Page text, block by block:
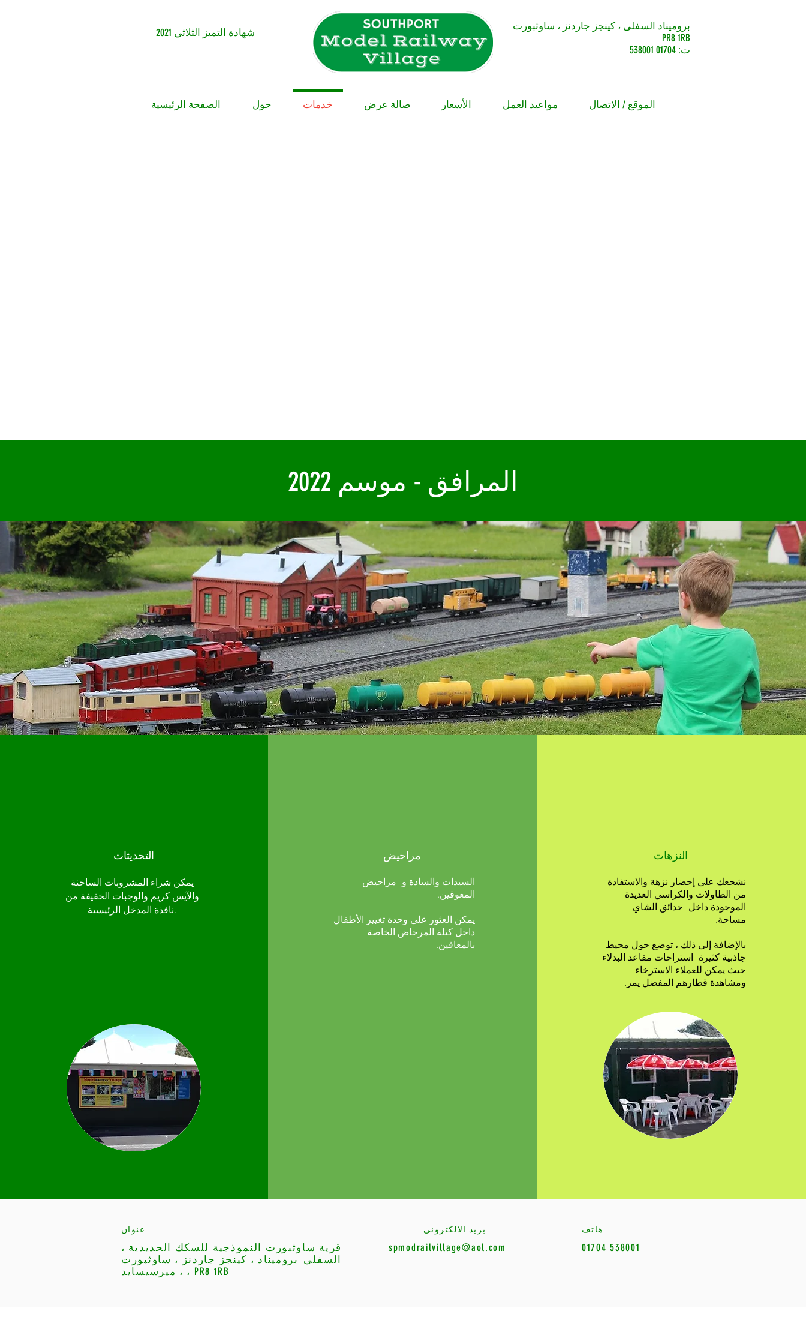
شهادة التميز الثلاثي 2021
بروميناد السفلى ، كينجز جاردنز ، ساوثبورت
PR8 1RB
ت: 01704 538001
الصفحة الرئيسية حول خدمات صالة عرض الأسعار مواعيد العمل الموقع / الاتصال
المرافق - موسم 2022
التحديثات
يمكن شراء المشروبات الساخنة
والآيس كريم والوجبات الخفيفة من
نافذة المدخل الرئيسية.
مراحيض
السيدات والسادة و مراحيض
المعوقين.
يمكن العثور على وحدة تغيير الأطفال
داخل كتلة المرحاض الخاصة
بالمعاقين.
النزهات
نشجعك على إحضار نزهة والاستفادة
من الطاولات والكراسي العديدة
الموجودة داخل حدائق الشاي
مساحة.
بالإضافة إلى ذلك ، توضع حول محيط
جاذبية كثيرة استراحات مقاعد البدلاء
حيث يمكن للعملاء الاسترخاء
ومشاهدة قطارهم المفضل يمر.
عنوان
قرية ساوثبورت النموذجية للسكك الحديدية ،
السفلى بروميناد ، كينجز جاردنز ، ساوثبورت
، ميرسيسايد ، PR8 1RB
بريد الالكتروني
spmodrailvillage@aol.com
هاتف
01704 538001